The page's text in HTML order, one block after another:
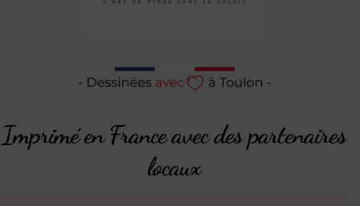
Imprimé en France avec des partenaires
locaux